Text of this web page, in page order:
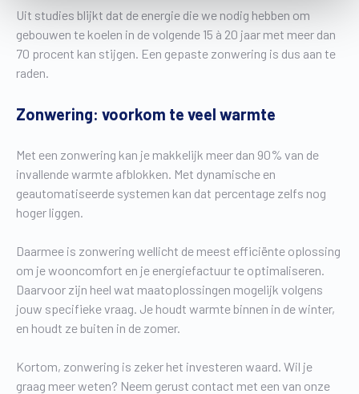
Uit studies blijkt dat de energie die we nodig hebben om
gebouwen te koelen in de volgende 15 à 20 jaar met meer dan
70 procent kan stijgen. Een gepaste zonwering is dus aan te
raden.
Zonwering: voorkom te veel warmte
Met een zonwering kan je makkelijk meer dan 90% van de
invallende warmte afblokken. Met dynamische en
geautomatiseerde systemen kan dat percentage zelfs nog
hoger liggen.
Daarmee is zonwering wellicht de meest efficiënte oplossing
om je wooncomfort en je energiefactuur te optimaliseren.
Daarvoor zijn heel wat maatoplossingen mogelijk volgens
jouw specifieke vraag. Je houdt warmte binnen in de winter,
en houdt ze buiten in de zomer.
Kortom, zonwering is zeker het investeren waard. Wil je
graag meer weten? Neem gerust contact met een van onze